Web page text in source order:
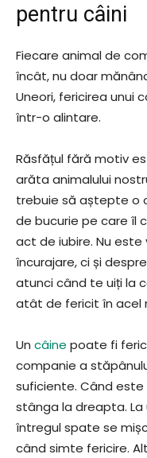
pentru câini
Fiecare animal de
încât, nu doar
Uneori, fericirea unui
într-o alintare.
Răsfățul fără motiv
arăta animalului
trebuie să aștepte o
de bucurie pe care îl
act de iubire. Nu
încurajare, ci și
atunci când te uiți la
atât de fericit în acel
Un câine poate fi
companie a
suficiente. Când
stânga la dreapta.
întregul spate se
când simte fericire.